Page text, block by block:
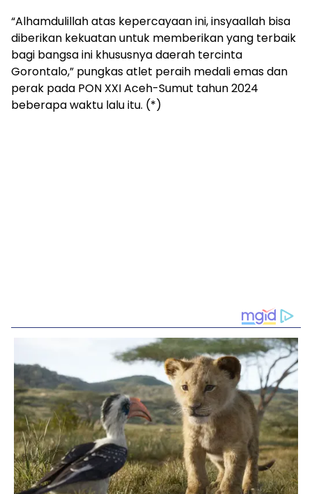
“Alhamdulillah atas kepercayaan ini, insyaallah bisa
diberikan kekuatan untuk memberikan yang terbaik
bagi bangsa ini khususnya daerah tercinta
Gorontalo,” pungkas atlet peraih medali emas dan
perak pada PON XXI Aceh-Sumut tahun 2024
beberapa waktu lalu itu. (*)